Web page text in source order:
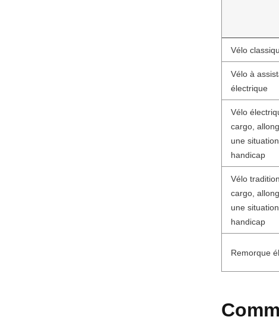
Vélo
Vélo à
électrique
Vélo
cargo,
une
handicap
Vélo
cargo,
une
handicap
Remorque